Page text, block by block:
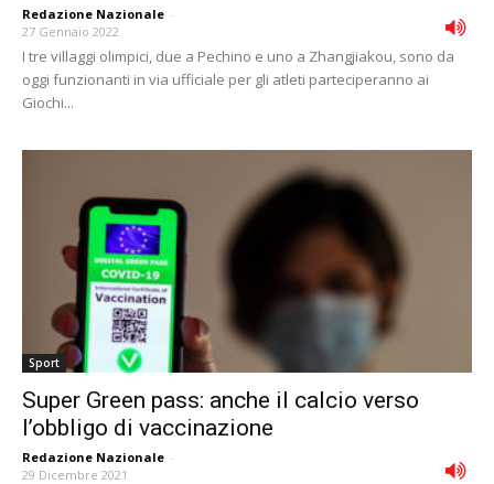
Redazione Nazionale -
27 Gennaio 2022
I tre villaggi olimpici, due a Pechino e uno a Zhangjiakou, sono da
oggi funzionanti in via ufficiale per gli atleti parteciperanno ai
Giochi...
Sport
Super Green pass: anche il calcio verso
l’obbligo di vaccinazione
Redazione Nazionale -
29 Dicembre 2021